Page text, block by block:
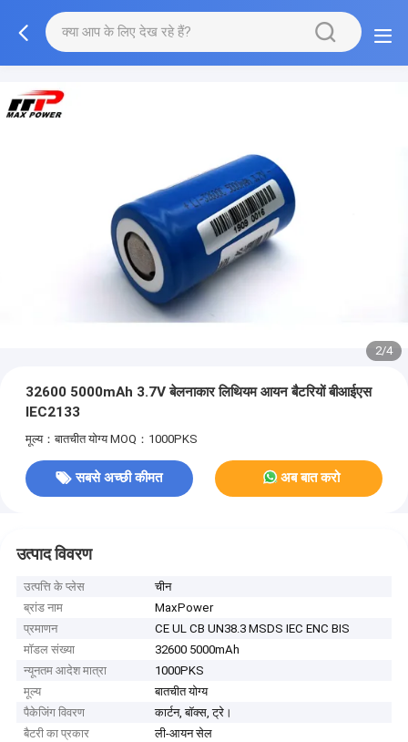
2/4
32600 5000mAh 3.7V बेलनाकार लिथियम आयन बैटरियों बीआईएस
IEC2133
मूल्य：बातचीत योग्य MOQ：1000PKS
सबसे अच्छी कीमत अब बात करो
उत्पाद विवरण
उत्पत्ति के प्लेस
चीन
ब्रांड नाम
MaxPower
प्रमाणन
CE UL CB UN38.3 MSDS IEC ENC BIS
मॉडल संख्या
32600 5000mAh
न्यूनतम आदेश मात्रा
1000PKS
मूल्य
बातचीत योग्य
पैकेजिंग विवरण
कार्टन, बॉक्स, ट्रे।
बैटरी का प्रकार
ली-आयन सेल